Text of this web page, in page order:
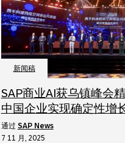
新闻稿
SAP商业AI获乌镇峰会
中国企业实现确定性增
通过 SAP News
7 11 月, 2025